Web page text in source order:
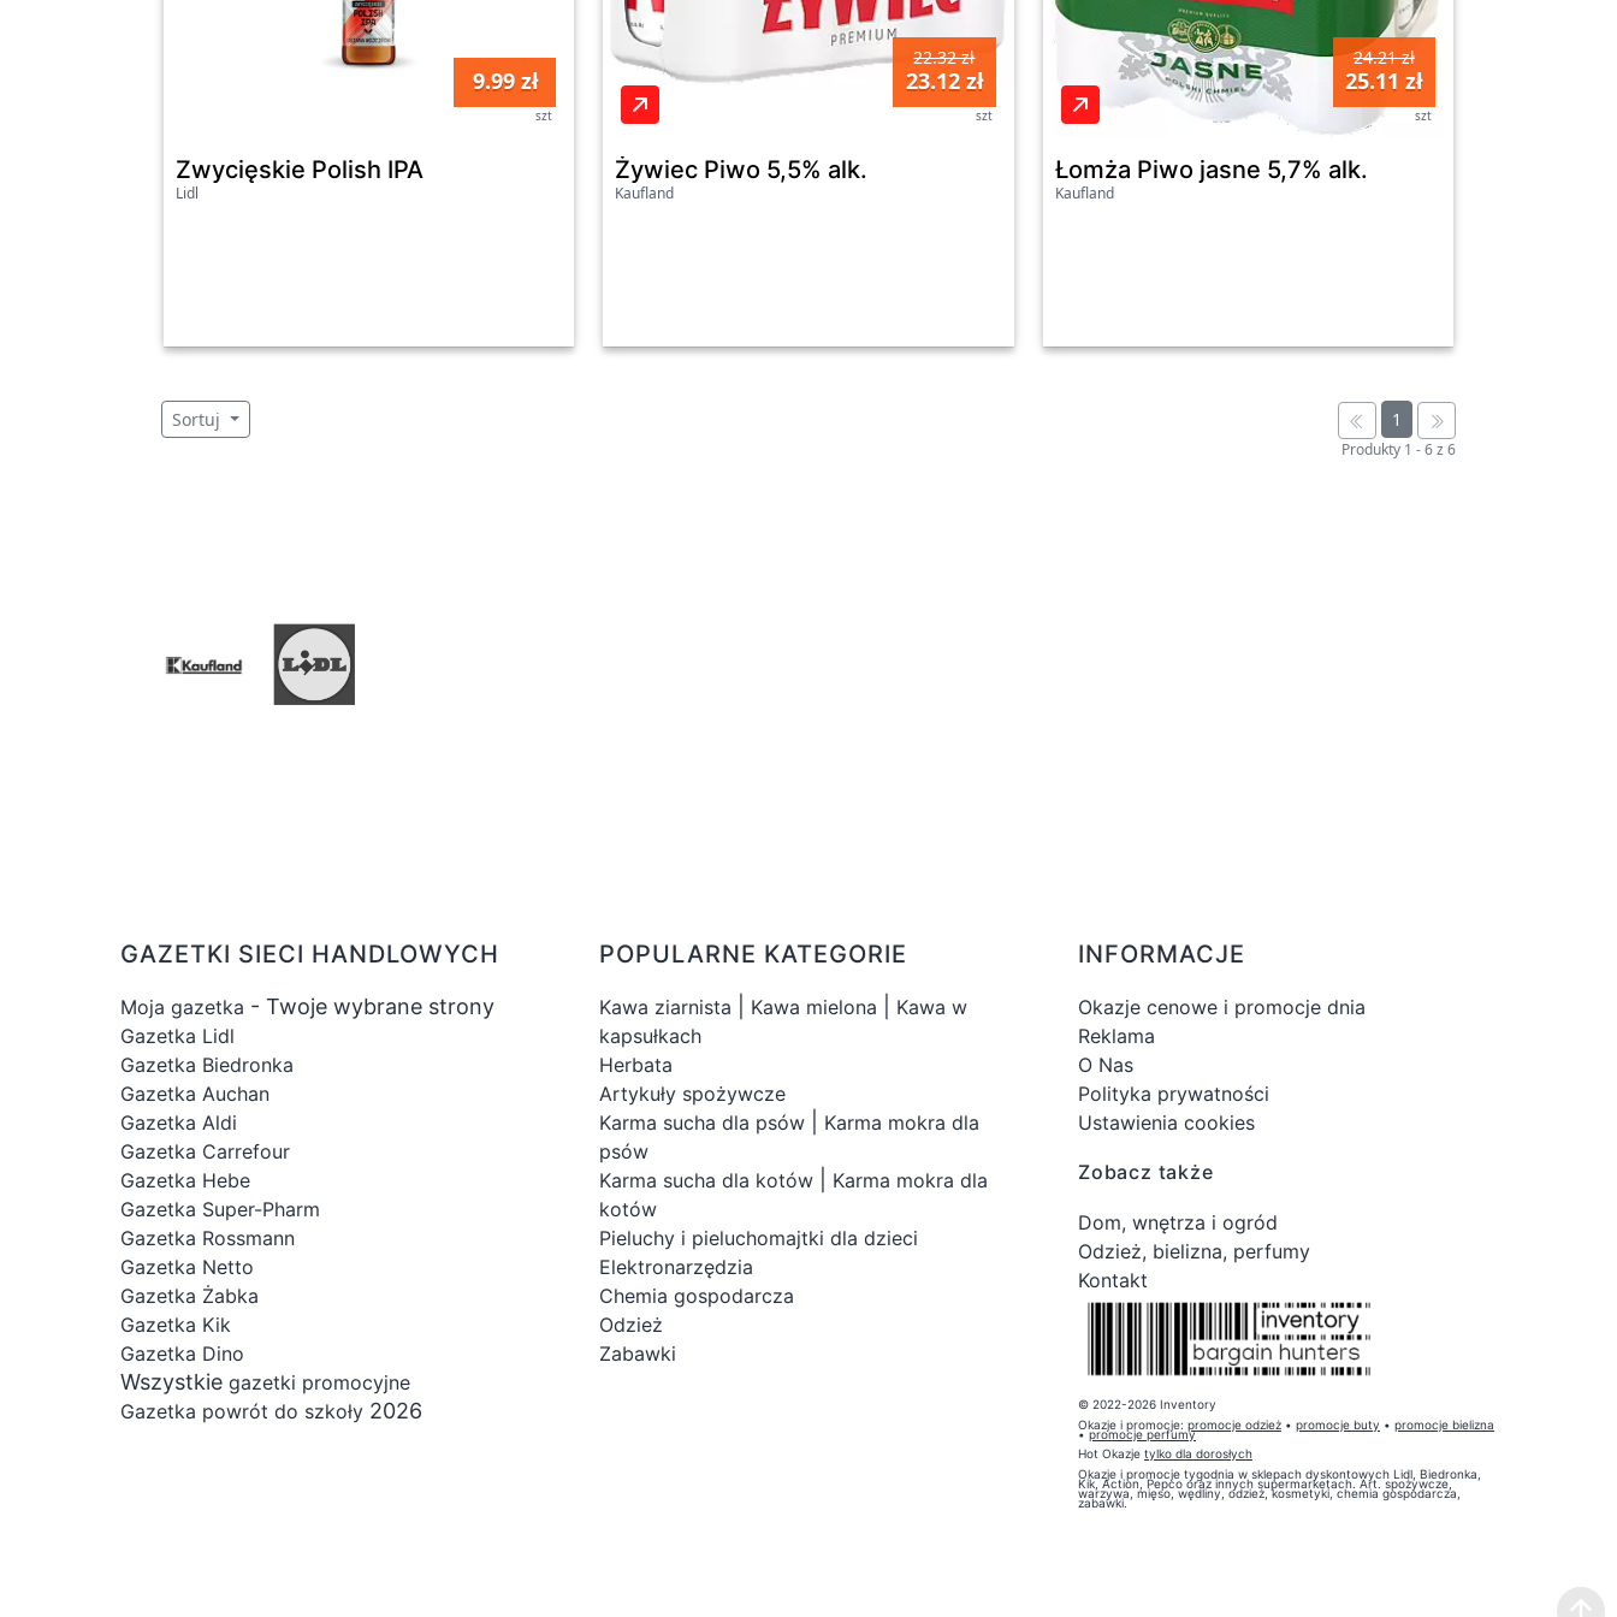
9.99 zł
szt
Zwycięskie Polish IPA
Lidl
22.32 zł
23.12 zł
szt
Żywiec Piwo 5,5% alk.
Kaufland
24.21 zł
25.11 zł
szt
Łomża Piwo jasne 5,7% alk.
Kaufland
Sortuj 1
Produkty 1 -6z 6
GAZETKI SIECI HANDLOWYCH
Moja gazetka - Twoje wybrane strony
Gazetka Lidl
Gazetka Biedronka
Gazetka Auchan
Gazetka Aldi
Gazetka Carrefour
Gazetka Hebe
Gazetka Super-Pharm
Gazetka Rossmann
Gazetka Netto
Gazetka Żabka
Gazetka Kik
Gazetka Dino
Wszystkie gazetki promocyjne
Gazetka powrót do szkoły 2026
POPULARNE KATEGORIE
Kawa ziarnista Kawa mielona
Kawa w
kapsułkach
Herbata
Artykuły spożywcze
Karma sucha dla psów
Karma mokra dla
psów
Karma sucha dla kotów
Karma mokra dla
kotów
Pieluchy i pieluchomajtki dla dzieci
Elektronarzędzia
Chemia gospodarcza
Odzież
Zabawki
INFORMACJE
Okazje cenowe i promocje dnia
Reklama
O Nas
Polityka prywatności
Ustawienia cookies
Zobacz także
Dom, wnętrza i ogród
Odzież, bielizna, perfumy
Kontakt
© 2022-2026 Inventory
Okazje i promocje: promocje odzież • promocje buty • promocje bielizna
•promocje perfumy
Hot Okazje tylko dla dorosłych
Okazje i promocje tygodnia w sklepach dyskontowych Lidl, Biedronka,
Kik, Action, Pepco oraz innych supermarketach. Art. spożywcze,
warzywa, mięso, wędliny, odzież, kosmetyki, chemia gospodarcza,
zabawki.